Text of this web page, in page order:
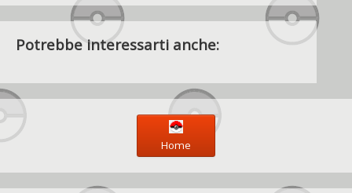
Potrebbe interessarti anche:
Home